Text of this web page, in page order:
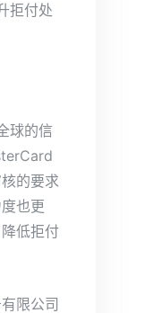
拒付处
球的信
的要求
也更
低拒付
限公司